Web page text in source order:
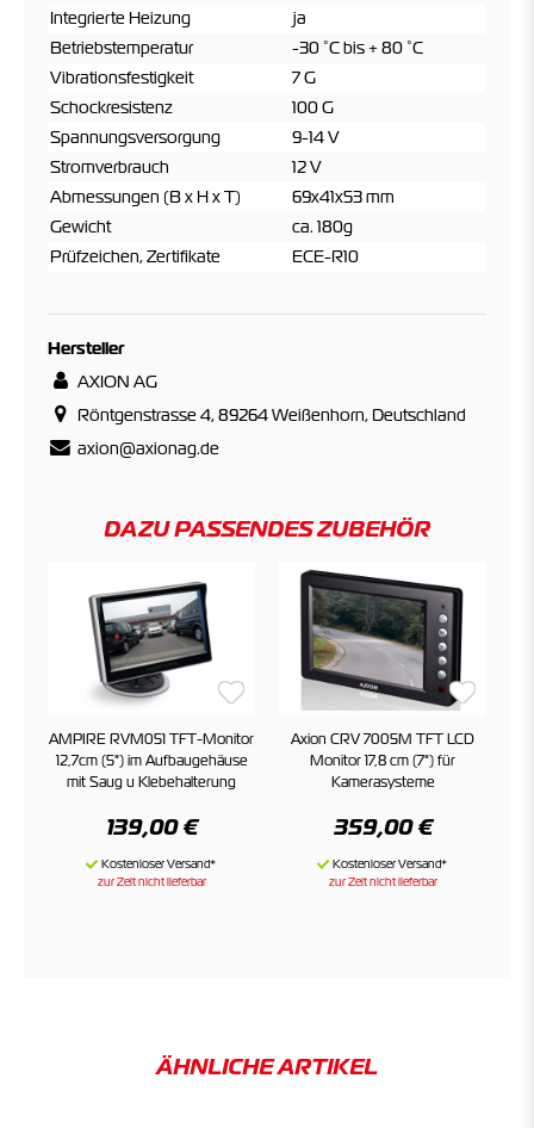
Integrierte Heizung
ja
Betriebstemperatur
-30 °C bis + 80 °C
Vibrationsfestigkeit
7 G
Schockresistenz
100 G
Spannungsversorgung
9-14 V
Stromverbrauch
12 V
Abmessungen (B x H x T)
69x41x53 mm
Gewicht
ca. 180g
Prüfzeichen, Zertifikate
ECE-R10
Hersteller
AXION AG
Röntgenstrasse 4, 89264 Weißenhorn, Deutschland
axion@axionag.de
DAZU PASSENDES ZUBEHÖR
AMPIRE RVM051 TFT-Monitor
12,7cm (5") im Aufbaugehäuse
mit Saug u Klebehalterung
139,00 €
zur Zeit nicht lieferbar
Axion CRV 7005M TFT LCD
Monitor 17,8 cm (7") für
Kamerasysteme
359,00 €
zur Zeit nicht lieferbar
ÄHNLICHE ARTIKEL